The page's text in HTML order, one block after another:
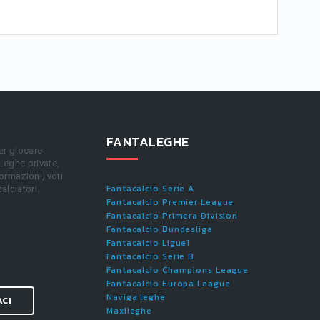
giocare
private,
voti
FANTALEGHE
Fantacalcio Serie A
Fantacalcio Premier League
Fantacalcio Primera Division
Fantacalcio Bundesliga
Fantacalcio Ligue1
Fantacalcio Serie B
Fantacalcio Champions League
Fantacalcio Europa League
Naviga leghe
Maxileghe